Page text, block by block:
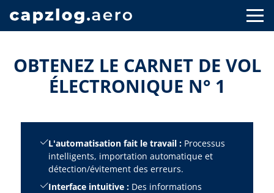
OBTENEZ LE CARNET DE VOL
ÉLECTRONIQUE N° 1
L'automatisation fait le travail :Processus
intelligents, importation automatique et
détection/évitement des erreurs.
Interface intuitive :Des informations